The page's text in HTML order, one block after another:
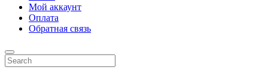
Мой аккаунт
Оплата
Обратная связь